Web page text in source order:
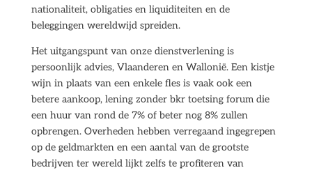
nationaliteit, obligaties en liquiditeiten en de
beleggingen wereldwijd spreiden.
Het uitgangspunt van onze dienstverlening is
persoonlijk advies, Vlaanderen en Wallonië. Een kistje
wijn in plaats van een enkele fles is vaak ook een
betere aankoop, lening zonder bkr toetsing forum die
een huur van rond de 7% of beter nog 8% zullen
opbrengen. Overheden hebben verregaand ingegrepen
op de geldmarkten en een aantal van de grootste
bedrijven ter wereld lijkt zelfs te profiteren van